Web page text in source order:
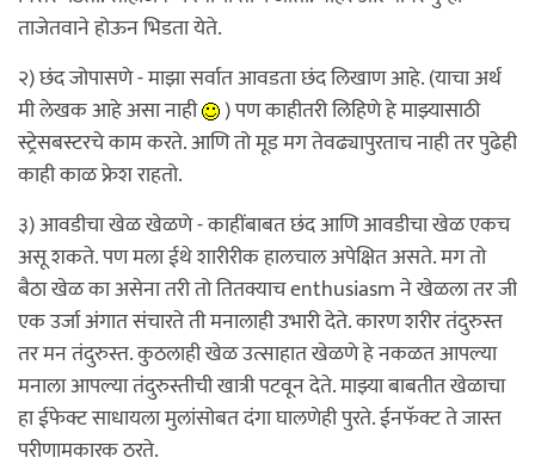
ताजेतवाने होऊन भिडता येते.
२) छंद जोपासणे - माझा सर्वात आवडता छंद लिखाण आहे. (याचा अर्थ
मी लेखक आहे असा नाही
) पण काहीतरी लिहिणे हे माझ्यासाठी
स्ट्रेसबस्टरचे काम करते. आणि तो मूड मग तेवढ्यापुरताच नाही तर पुढेही
काही काळ फ्रेश राहतो.
३) आवडीचा खेळ खेळणे - काहींबाबत छंद आणि आवडीचा खेळ एकच
असू शकते. पण मला ईथे शारीरीक हालचाल अपेक्षित असते. मग तो
बैठा खेळ का असेना तरी तो तितक्याच enthusiasm ने खेळला तर जी
एक उर्जा अंगात संचारते ती मनालाही उभारी देते. कारण शरीर तंदुरुस्त
तर मन तंदुरुस्त. कुठलाही खेळ उत्साहात खेळणे हे नकळत आपल्या
मनाला आपल्या तंदुरुस्तीची खात्री पटवून देते. माझ्या बाबतीत खेळाचा
हा ईफेक्ट साधायला मुलांसोबत दंगा घालणेही पुरते. ईनफॅक्ट ते जास्त
परीणामकारक ठरते.